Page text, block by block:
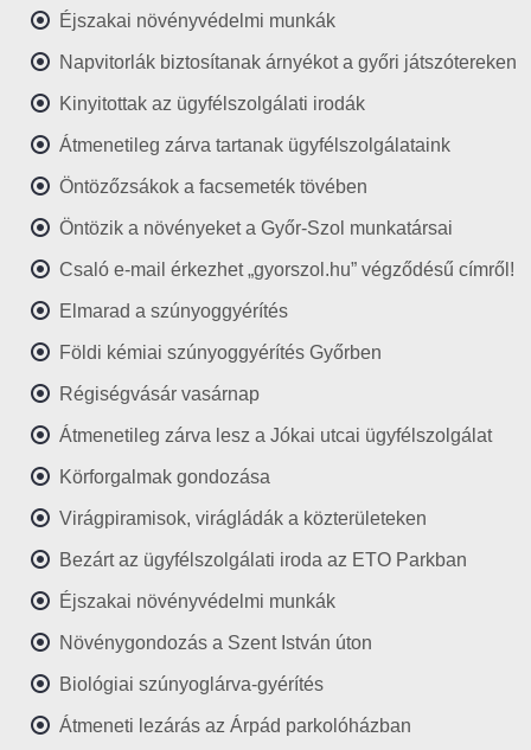
Éjszakai növényvédelmi munkák
Napvitorlák biztosítanak árnyékot a győri játszótereken
Kinyitottak az ügyfélszolgálati irodák
Átmenetileg zárva tartanak ügyfélszolgálataink
Öntözőzsákok a facsemeték tövében
Öntözik a növényeket a Győr-Szol munkatársai
Csaló e-mail érkezhet „gyorszol.hu” végződésű címről!
Elmarad a szúnyoggyérítés
Földi kémiai szúnyoggyérítés Győrben
Régiségvásár vasárnap
Átmenetileg zárva lesz a Jókai utcai ügyfélszolgálat
Körforgalmak gondozása
Virágpiramisok, virágládák a közterületeken
Bezárt az ügyfélszolgálati iroda az ETO Parkban
Éjszakai növényvédelmi munkák
Növénygondozás a Szent István úton
Biológiai szúnyoglárva-gyérítés
Átmeneti lezárás az Árpád parkolóházban